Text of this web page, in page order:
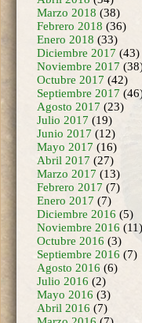
Enero 2018(33)
Diciembre 2017(43)
Noviembre 2017
Octubre 2017(42)
Septiembre 2017
Agosto 2017(23)
Julio 2017(19)
Junio 2017 (12)
Mayo 2017(16)
Abril 2017(27)
Marzo 2017 (13)
Febrero 2017(7)
Enero 2017(7)
Diciembre 2016(5)
Noviembre 2016
Octubre 2016(3)
Septiembre 2016 (7)
Agosto 2016(6)
Julio 2016(2)
Mayo 2016(3)
Abril 2016 (7)
Marzo 2016 (7)
Febrero 2016(6)